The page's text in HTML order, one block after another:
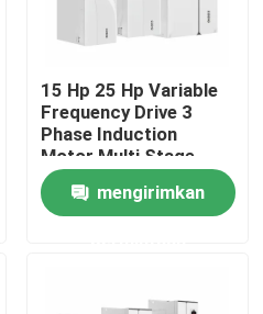
15 Hp 25 Hp Variable
Frequency Drive 3
Phase Induction
Motor Multi Stage
Speed Settings S
Kecepatan kurva
mengirimkan